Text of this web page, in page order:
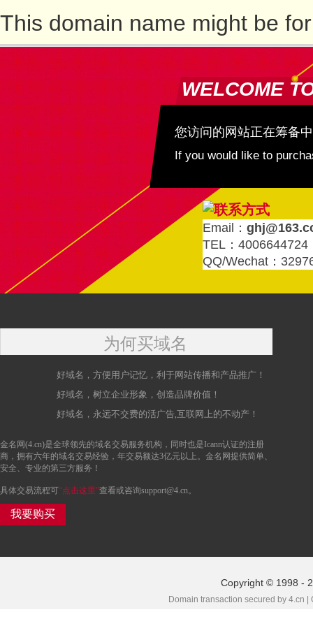
This domain name might be
WELCOME
您访问的网站正在筹备
If you would like to
Email：
TEL：4006644724
QQ/Wechat：
为何买域名
好域名，方便用户记忆，利于网站传播和产品推广！
好域名，树立企业形象，创造品牌价值！
好域名，永远不交费的活广告,互联网上的不动产！
金名网(4.cn)是全球领先的域名交易服务机构，同时也是Icann认证的注册
商，拥有六年的域名交易经验，年交易额达3亿元以上。金名网提供简单、
安全、专业的第三方服务！
具体交易流程可“点击这里”查看或咨询support@4.cn。
我要购买
Copyright © 1998 -
Domain transaction secured by 4.cn